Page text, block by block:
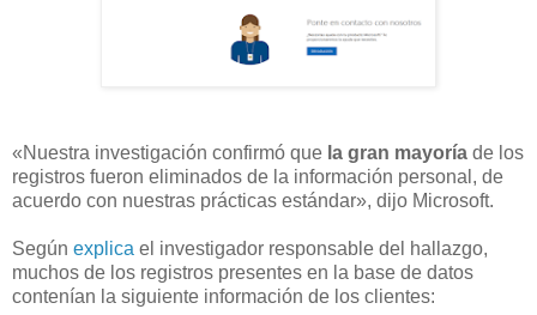
«Nuestra investigación confirmó que la gran mayoría de los
registros fueron eliminados de la información personal, de
acuerdo con nuestras prácticas estándar», dijo Microsoft.
Según explica el investigador responsable del hallazgo,
muchos de los registros presentes en la base de datos
contenían la siguiente información de los clientes: